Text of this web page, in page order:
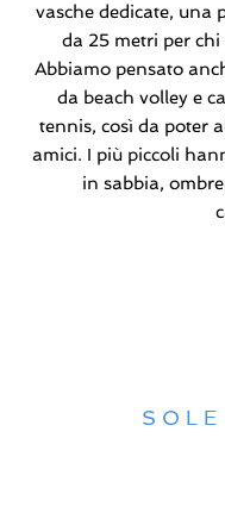
vasche dedicate, una
da 25 metri per
Abbiamo pensato
da beach volley e
tennis, così da poter
amici. I più piccoli
in sabbia,